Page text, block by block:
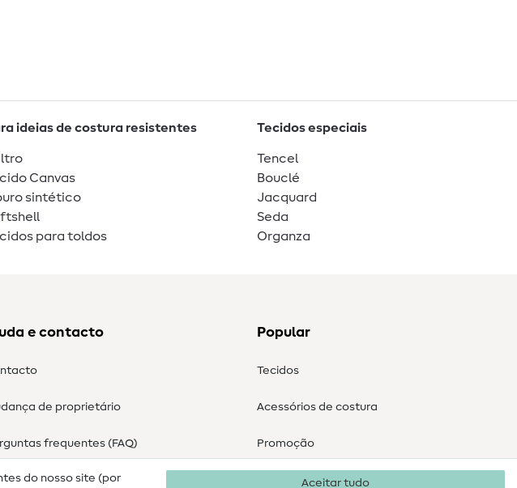
ideias de costura resistentes
Canvas
sintético
para toldos
Tecidos especiais
Tencel
Bouclé
Jacquard
Seda
Organza
e contacto
de proprietário
frequentes (FAQ)
de cancelamento
Popular
Tecidos
Acessórios de costura
Promoção
do nosso site (por Aceitar tudo